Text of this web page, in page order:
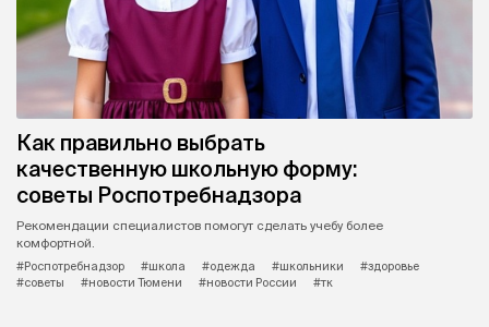
Как правильно выбрать
качественную школьную форму:
советы Роспотребнадзора
Рекомендации специалистов помогут сделать учебу более
комфортной.
#Роспотребнадзор
#школа #одежда #школьники
#здоровье
#советы
#новости Тюмени #новости России #тк